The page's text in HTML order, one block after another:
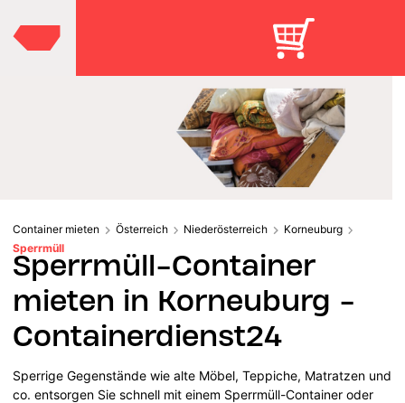
Container mieten Österreich Niederösterreich
Korneuburg
Sperrmüll
Sperrmüll-Container
mieten in Korneuburg -
Containerdienst24
Sperrige Gegenstände wie alte Möbel, Teppiche, Matratzen und
co. entsorgen Sie schnell mit einem Sperrmüll-Container oder